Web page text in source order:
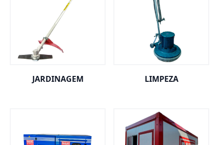
JARDINAGEM LIMPEZA